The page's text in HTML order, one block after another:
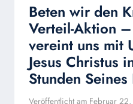
Beten wir den
Verteil-Aktion
vereint uns mit
Jesus Christus
Stunden Seines
Veröffentlicht am Februar